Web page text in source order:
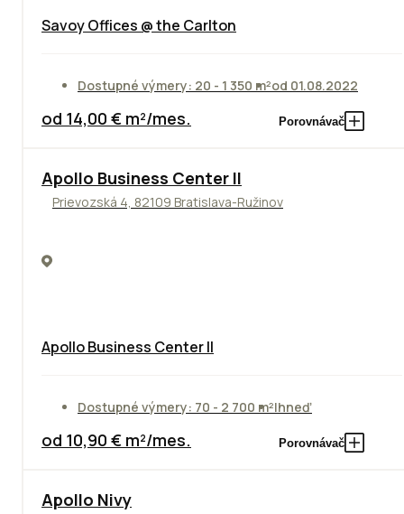
Savoy Offices @ the Carlton
Dostupné výmery: 20 - 1 350 m²od 01.08.2022
od 14,00 € m²/mes. Porovnávač
TOP NOVINKA ODPORÚČAME
Apollo Business Center II
Prievozská 4, 82109 Bratislava-Ružinov
Apollo Business Center II
Dostupné výmery: 70 - 2 700 m²Ihneď
od 10,90 € m²/mes. Porovnávač
Apollo Nivy